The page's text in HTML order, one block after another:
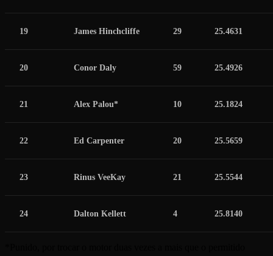
19 James Hinchcliffe 29 25.4631
20 Conor Daly 59 25.4926
21 Alex Palou* 10 25.1824
22 Ed Carpenter 20 25.5659
23 Rinus VeeKay 21 25.5544
24 Dalton Kellett 4 25.8140